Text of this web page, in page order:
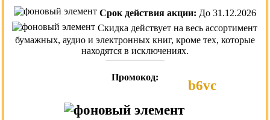
Срок действия акции: До 31.12.2026
Скидка действует на весь ассортимент
бумажных, аудио и электронных книг, кроме тех, которые
находятся в исключениях.
Промокод:
b6vc